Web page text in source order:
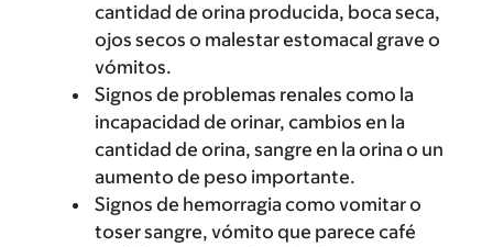
cantidad de orina producida, boca seca,
ojos secos o malestar estomacal grave o
vómitos.
Signos de problemas renales como la
incapacidad de orinar, cambios en la
cantidad de orina, sangre en la orina o un
aumento de peso importante.
Signos de hemorragia como vomitar o
toser sangre, vómito que parece café